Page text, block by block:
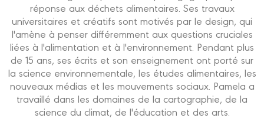
réponse aux déchets alimentaires. Ses travaux
universitaires et créatifs sont motivés par le design, qui
l'amène à penser différemment aux questions cruciales
liées à l'alimentation et à l'environnement. Pendant plus
de 15 ans, ses écrits et son enseignement ont porté sur
la science environnementale, les études alimentaires, les
nouveaux médias et les mouvements sociaux. Pamela a
travaillé dans les domaines de la cartographie, de la
science du climat, de l'éducation et des arts.